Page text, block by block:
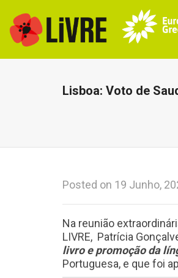
Lisboa: Voto de
Posted on 19 Junho,
Na reunião
LIVRE, Patrícia
livro e promoção da
Portuguesa, e que foi